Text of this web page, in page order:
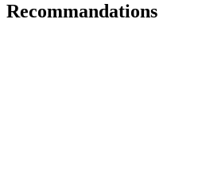
Recommandations